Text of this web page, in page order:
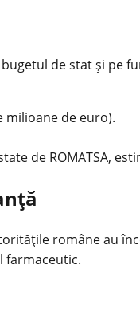
de stat și
milioane de euro).
de ROMATSA,
române au
farmaceutic.